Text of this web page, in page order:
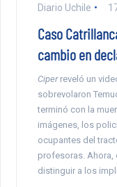
Diario Uchile
Caso
cambio en
Ciperreveló un
sobrevolaron
terminó con la
imágenes, los
ocupantes del
profesoras. Ahora,
distinguir a los